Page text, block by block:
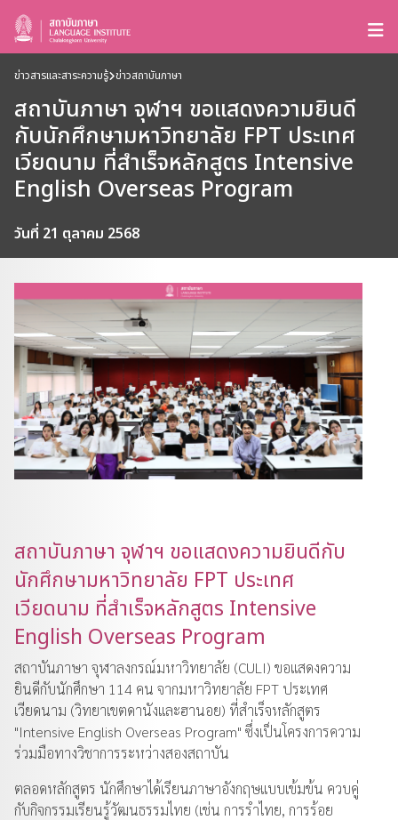
ข่าวสารและสาระความรู้ ข่าวสถาบันภาษา
สถาบันภาษา จุฬาฯ ขอแสดงความยินดี
กับนักศึกษามหาวิทยาลัย FPT ประเทศ
เวียดนาม ที่สำเร็จหลักสูตร Intensive
English Overseas Program
วันที่ 21 ตุลาคม 2568
สถาบันภาษา จุฬาฯ ขอแสดงความยินดีกับ
นักศึกษามหาวิทยาลัย FPT ประเทศ
เวียดนาม ที่สำเร็จหลักสูตร Intensive
English Overseas Program
สถาบันภาษา จุฬาลงกรณ์มหาวิทยาลัย (CULI) ขอแสดงความ
ยินดีกับนักศึกษา 114 คน จากมหาวิทยาลัย FPT ประเทศ
เวียดนาม (วิทยาเขตดานังและฮานอย) ที่สำเร็จหลักสูตร
"Intensive English Overseas Program" ซึ่งเป็นโครงการความ
ร่วมมือทางวิชาการระหว่างสองสถาบัน
ตลอดหลักสูตร นักศึกษาได้เรียนภาษาอังกฤษแบบเข้มข้น ควบคู่
กับกิจกรรมเรียนรู้วัฒนธรรมไทย (เช่น การรำไทย, การร้อย